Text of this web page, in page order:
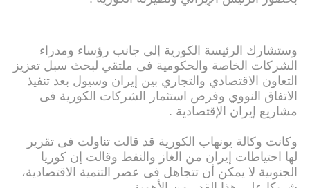
وستشارك الرئیسة الكوریة إلى جانب رؤساء ومدراء
الشركات الخاصة والحكومیة فی ملتقي لبحث سبل تعزیز
التعاون الاقتصادي والتجاري بین إیران وسیول بعد تنفیذ
الاتفاق النووي وفرص استثمار الشركات الكوریة فی
مشاریع إیران الإقتصادیة .
وكانت وكالة یونهاب الكوریة قد قالت تناولت فی تقریر
لها احتیاطات إیران من الغاز والنفط وقالت إن كوریا
الجنوبیة لا یمكن أن تتجاهل فی عصر التنمیة الاقتصادیة،